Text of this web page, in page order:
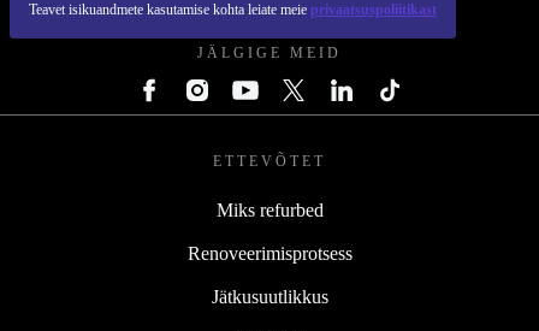
Teavet isikuandmete kasutamise kohta leiate meie privaatsuspoliitikast
JÄLGIGE MEID
ETTEVÕTET
Miks refurbed
Renoveerimisprotsess
Jätkusuutlikkus